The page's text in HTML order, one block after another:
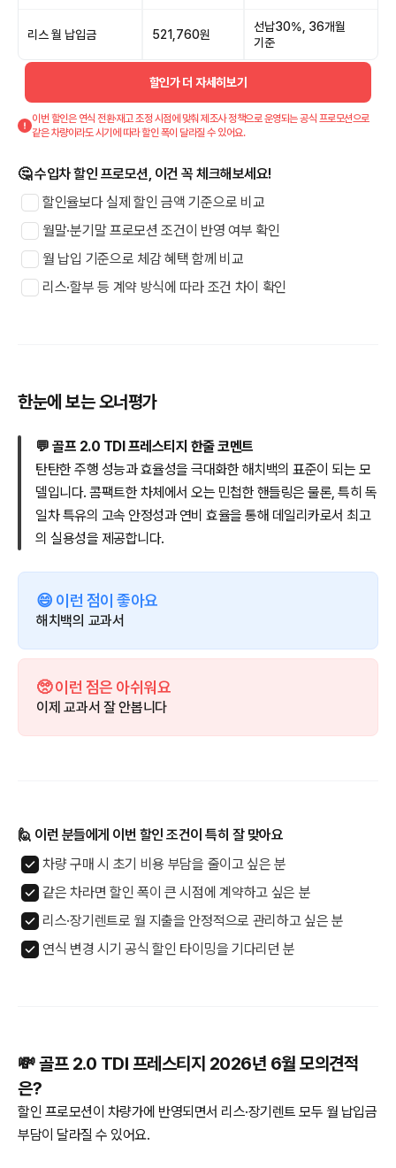
리스 월 납입금 521,760원
선납30%, 36개월
기준
할인가 더 자세히보기
이번 할인은 연식 전환·재고 조정 시점에 맞춰 제조사 정책으로 운영되는 공식 프로모션으로
같은 차량이라도 시기에 따라 할인 폭이 달라질 수 있어요.
🤔 수입차 할인 프로모션, 이건 꼭 체크해보세요!
할인율보다 실제 할인 금액 기준으로 비교
월말·분기말 프로모션 조건이 반영 여부 확인
월 납입 기준으로 체감 혜택 함께 비교
리스·할부 등 계약 방식에 따라 조건 차이 확인
한눈에 보는 오너평가
💬 골프 2.0 TDI 프레스티지 한줄 코멘트
탄탄한 주행 성능과 효율성을 극대화한 해치백의 표준이 되는 모
델입니다. 콤팩트한 차체에서 오는 민첩한 핸들링은 물론, 특히 독
일차 특유의 고속 안정성과 연비 효율을 통해 데일리카로서 최고
의 실용성을 제공합니다.
😄 이런 점이 좋아요
해치백의 교과서
🥺 이런 점은 아쉬워요
이제 교과서 잘 안봅니다
🙋 이런 분들에게 이번 할인 조건이 특히 잘 맞아요
차량 구매 시 초기 비용 부담을 줄이고 싶은 분
같은 차라면 할인 폭이 큰 시점에 계약하고 싶은 분
리스·장기렌트로 월 지출을 안정적으로 관리하고 싶은 분
연식 변경 시기 공식 할인 타이밍을 기다리던 분
💸 골프 2.0 TDI 프레스티지 2026년 6월 모의견적
은?
할인 프로모션이 차량가에 반영되면서 리스·장기렌트 모두 월 납입금
부담이 달라질 수 있어요.